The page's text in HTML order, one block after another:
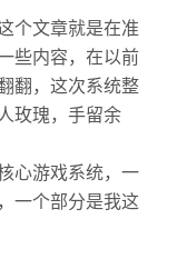
个文章就是在准
些内容，在以前
翻，这次系统整
玫瑰，手留余
心游戏系统，一
一个部分是我这